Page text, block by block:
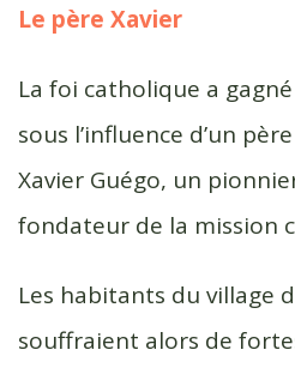
Le père Xavier
La foi catholique a
sous l’influence d’un
Xavier Guégo, un
fondateur de la mission
Les habitants du village
souffraient alors de